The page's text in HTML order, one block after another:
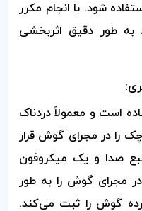
شود. با انجام مکرر
به طور دقیق اثربخشی
است و معمولاً دردناک
را در مجرای گوش قرار
صدا و یک میکروفون
مجرای گوش را به طور
گوش را ثبت می‌کند.